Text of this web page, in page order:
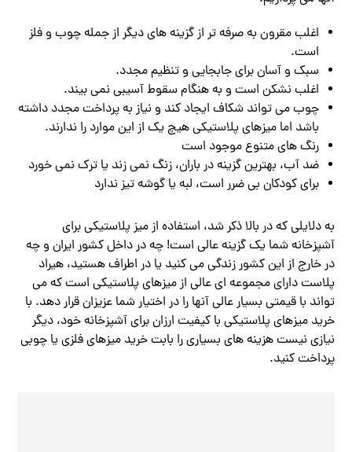
اغلب مقرون به صرفه تر از گزینه های دیگر از جمله چوب و فلز
است.
سبک و آسان برای جابجایی و تنظیم مجدد.
اغلب نشکن است و به هنگام سقوط آسیبی نمی بیند.
چوب می تواند شکاف ایجاد کند و نیاز به پرداخت مجدد داشته
باشد اما میزهای پلاستیکی هیچ یک از این موارد را ندارند.
رنگ های متنوع موجود است
ضد آب، بهترین گزینه در باران، زنگ نمی‌ زند یا ترک نمی‌ خورد
برای کودکان بی ضرر است، لبه یا گوشه تیز ندارد
به دلایلی که در بالا ذکر شد، استفاده از میز پلاستیکی برای
آشپزخانه شما یک گزینه عالی است! چه در داخل کشور ایران و چه
در خارج از این کشور زندگی می کنید یا در اطراف هستید، هیراد
پلاست دارای مجموعه ای عالی از میزهای پلاستیکی است که می
تواند با قیمتی بسیار عالی آنها را در اختیار شما عزیزان قرار دهد. با
خرید میزهای پلاستیکی با کیفیت ارزان برای آشپزخانه خود، دیگر
نیازی نیست هزینه های بسیاری را بابت خرید میزهای فلزی یا چوبی
پرداخت کنید.